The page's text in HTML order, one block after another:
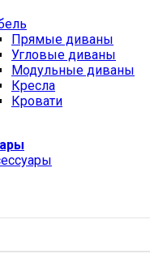
Прямые диваны
Угловые диваны
Модульные диваны
Кресла
Кровати